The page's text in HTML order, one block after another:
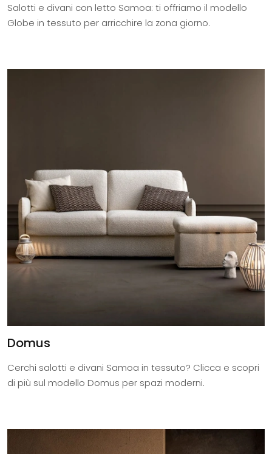
Salotti e divani con letto Samoa: ti offriamo il modello
Globe in tessuto per arricchire la zona giorno.
Domus
Cerchi salotti e divani Samoa in tessuto? Clicca e scopri
di più sul modello Domus per spazi moderni.